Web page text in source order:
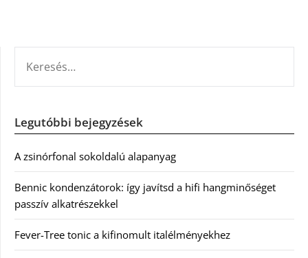
Legutóbbi bejegyzések
A zsinórfonal sokoldalú alapanyag
Bennic kondenzátorok: így javítsd a hifi hangminőséget
passzív alkatrészekkel
Fever-Tree tonic a kifinomult italélményekhez